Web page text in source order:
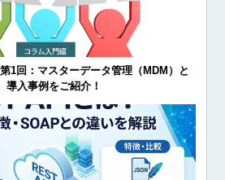
1回：マスターデータ管理（MDM）と
導入事例をご紹介！